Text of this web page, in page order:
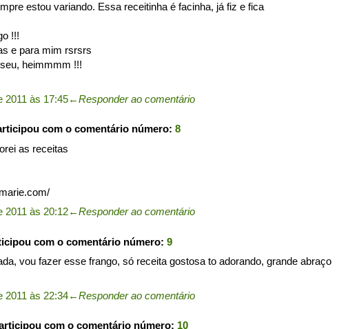
estou variando. Essa receitinha é facinha, já fiz e fica
!!!
e para mim rsrsrs
heimmmm !!!
2011 às 17:45←Responder ao comentário
com o comentário número: 8
as receitas
2011 às 20:12←Responder ao comentário
com o comentário número: 9
vou fazer esse frango, só receita gostosa to adorando, grande abraço
2011 às 22:34←Responder ao comentário
com o comentário número: 10